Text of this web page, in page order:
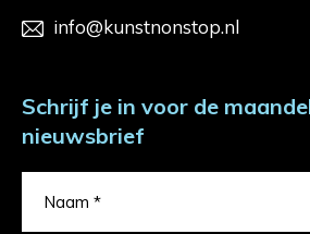
info@kunstnonstop.nl
Schrijf je in voor de
nieuwsbrief